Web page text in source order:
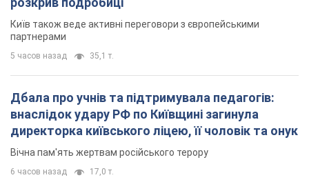
Київ також веде активні переговори з європейськими
партнерами
5 часов назад 35,1 т.
Дбала про учнів та підтримувала педагогів:
внаслідок удару РФ по Київщині загинула
директорка київського ліцею, її чоловік та онук
Вічна пам'ять жертвам російського терору
6 часов назад 17,0 т.